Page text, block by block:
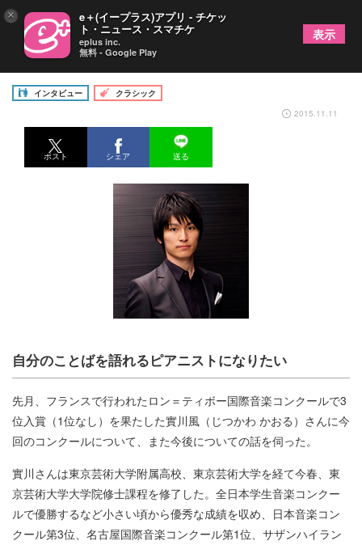
ロン＝ティボー国際で入賞の實川風さんに聞く
インタビュー
クラシック
2015.11.11
ポスト シェア 送る
自分のことばを語れるピアニストになりたい
先月、フランスで行われたロン＝ティボー国際音楽コンクールで3
位入賞（1位なし）を果たした實川風（じつかわ かおる）さんに今
回のコンクールについて、また今後についての話を伺った。
實川さんは東京芸術大学附属高校、東京芸術大学を経て今春、東
京芸術大学大学院修士課程を修了した。全日本学生音楽コンクー
ルで優勝するなど小さい頃から優秀な成績を収め、日本音楽コン
クール第3位、名古屋国際音楽コンクール第1位、サザンハイラン
× e＋(イープラス)アプリ - チケッ
ト・ニュース・スマチケ
eplus inc.
無料 - Google Play
表示